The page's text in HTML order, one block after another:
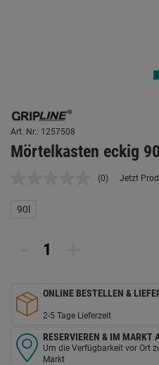
Art. Nr.: 1257508
Mörtelkasten eckig
Kein
(0) Jetzt
90l
ONLINE BESTELLEN &
2-5 Tage Lieferzeit
RESERVIEREN & IM MARKT
Um die Verfügbarkeit vor Ort
Markt